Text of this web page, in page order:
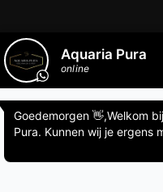
om uw
‘Accepteren’